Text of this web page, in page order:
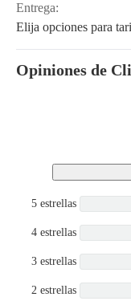
Entrega:
Elija opciones para
Opiniones de
5 estrellas
4 estrellas
3 estrellas
2 estrellas